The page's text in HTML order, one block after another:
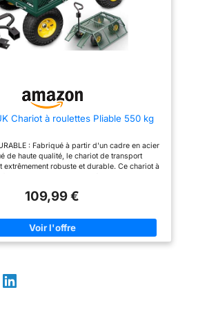
long
la
effort.
tout type
tourne en
x 60.5
: charge max. reco. de 200 Kg -
Assemblage facile, rapide
grâce au manuel d'assemblage
illustré fourni
Chariot à roulettes Pliable 550 kg
: Fabriqué à partir d'un cadre en acier
de haute qualité, le chariot de transport
extrêmement robuste et durable. Ce chariot à
pour les charges lourdes ! Un poids max.
de marchandises lourdes. Qu'il s'agisse de
d'outils de jardinage et bien plus encore, le
XXL dispose d'une grande capacité de
même sur des terrains irréguliers ou
rembourrée et antidérapante est un autre
109,99 €